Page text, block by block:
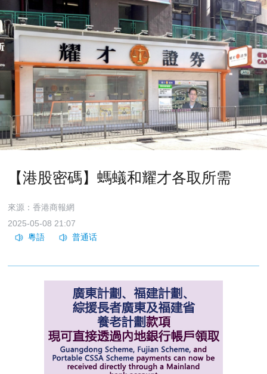
【港股密碼】螞蟻和耀才各取所需
來源：香港商報網
2025-05-08 21:07